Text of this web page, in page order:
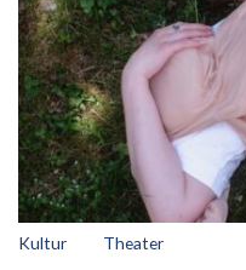
Kultur Theater